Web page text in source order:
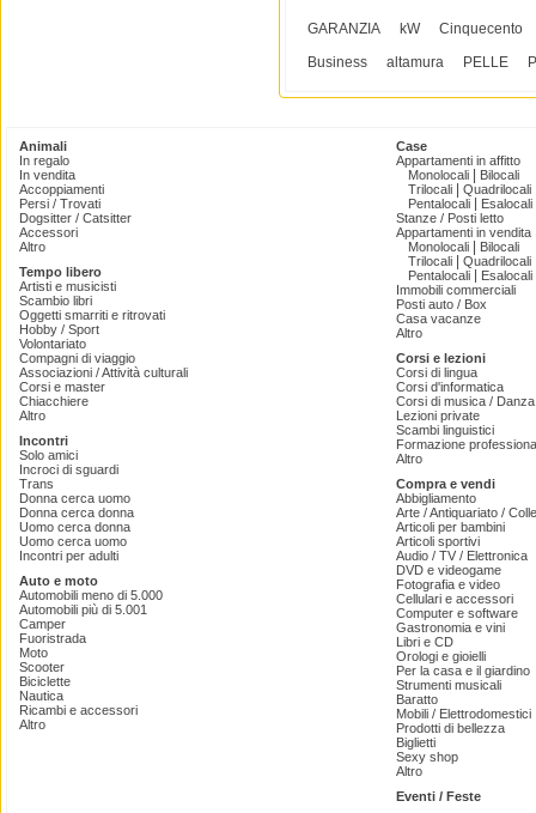
GARANZIA kW
Cinquecento
Business
altamura PELLE
Animali
In regalo
In vendita
Accoppiamenti
Persi / Trovati
Dogsitter / Catsitter
Accessori
Altro
Tempo libero
Artisti e musicisti
Scambio libri
Oggetti smarriti e ritrovati
Hobby / Sport
Volontariato
Compagni di viaggio
Associazioni / Attività culturali
Corsi e master
Chiacchiere
Altro
Incontri
Solo amici
Incroci di sguardi
Trans
Donna cerca uomo
Donna cerca donna
Uomo cerca donna
Uomo cerca uomo
Incontri per adulti
Auto e moto
Automobili meno di 5.000
Automobili più di 5.001
Camper
Fuoristrada
Moto
Scooter
Biciclette
Nautica
Ricambi e accessori
Altro
Case
Appartamenti in affitto
Monolocali
Bilocali
Trilocali
Quadrilocali
Pentalocali
Esalocali
Stanze / Posti letto
Appartamenti in vendita
Monolocali
Bilocali
Trilocali
Quadrilocali
Pentalocali
Esalocali
Immobili commerciali
Posti auto / Box
Casa vacanze
Altro
Corsi e lezioni
Corsi di lingua
Corsi d'informatica
Corsi di musica /
Lezioni private
Scambi linguistici
Formazione
Altro
Compra e vendi
Abbigliamento
Arte / Antiquariato /
Articoli per bambini
Articoli sportivi
Audio / TV / Elettronica
DVD e videogame
Fotografia e video
Cellulari e accessori
Computer e software
Gastronomia e vini
Libri e CD
Orologi e gioielli
Per la casa e il giardino
Strumenti musicali
Baratto
Mobili / Elettrodomestici
Prodotti di bellezza
Biglietti
Sexy shop
Altro
Eventi / Feste